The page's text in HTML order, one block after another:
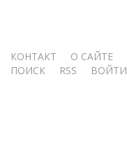
Меню
КОНТАКТ О САЙТЕ
ПОИСК
RSS ВОЙТИ